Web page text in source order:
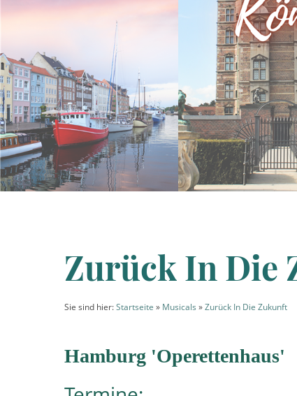
Zurück In Die
Sie sind hier:Startseite » Musicals »Zurück In Die Zukunft
Hamburg 'Operettenhaus'